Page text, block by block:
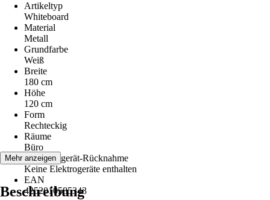
Artikeltyp
Whiteboard
Material
Metall
Grundfarbe
Weiß
Breite
180 cm
Höhe
120 cm
Form
Rechteckig
Räume
Büro
Elektroaltgerät-Rücknahme
Keine Elektrogeräte enthalten
EAN
4252010585343
Mehr anzeigen
Beschreibung